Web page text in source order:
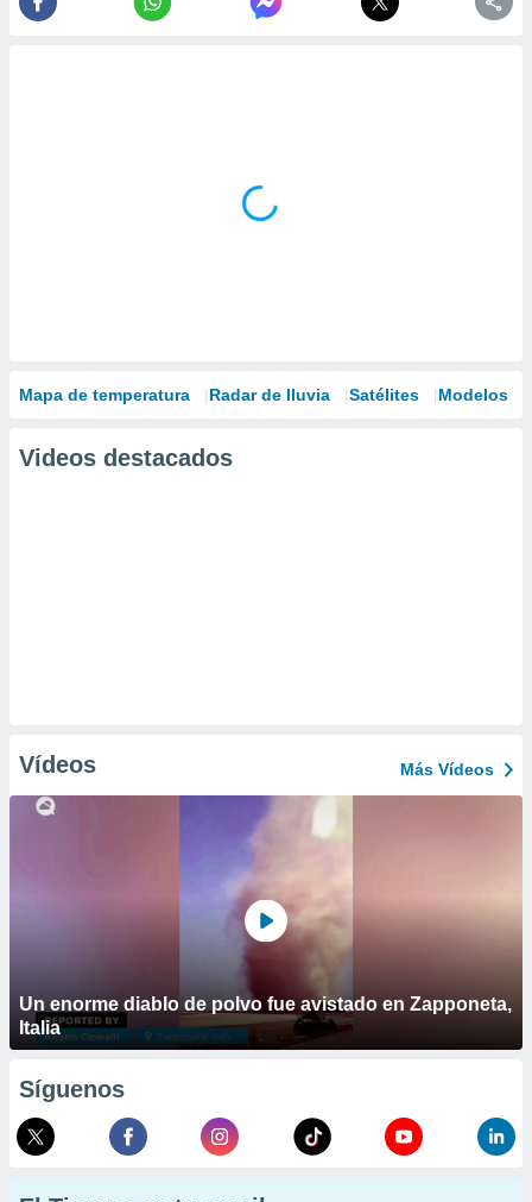
Mapa de temperatura Radar de lluvia Satélites Modelos
Videos destacados
Vídeos Más Vídeos
Un enorme diablo de polvo fue avistado en Zapponeta,
Italia
Síguenos